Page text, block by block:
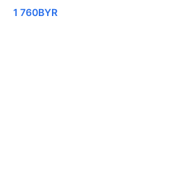
1 760BYR